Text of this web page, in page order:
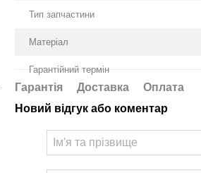
Тип запчастини
Матеріал
Гарантійний термін
Гарантія Доставка
Оплата
Новий відгук або коментар